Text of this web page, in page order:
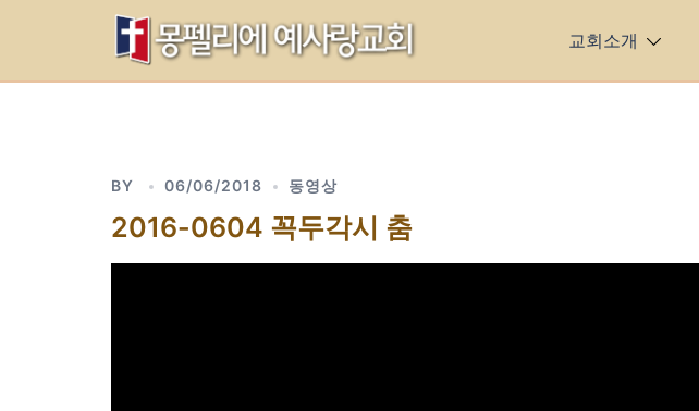
교회소개
BY 06/06/2018 동영상
2016-0604 꼭두각시 춤